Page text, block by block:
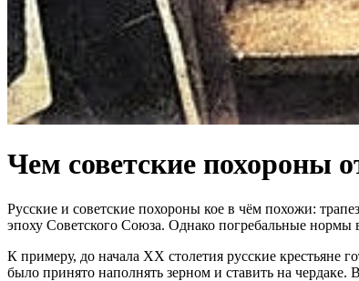
Чем советские похороны
Русские и советские похороны кое в чём похожи:
эпоху Советского Союза. Однако погребальные
К примеру, до начала XX столетия русские крестьяне
было принято наполнять зерном и ставить на